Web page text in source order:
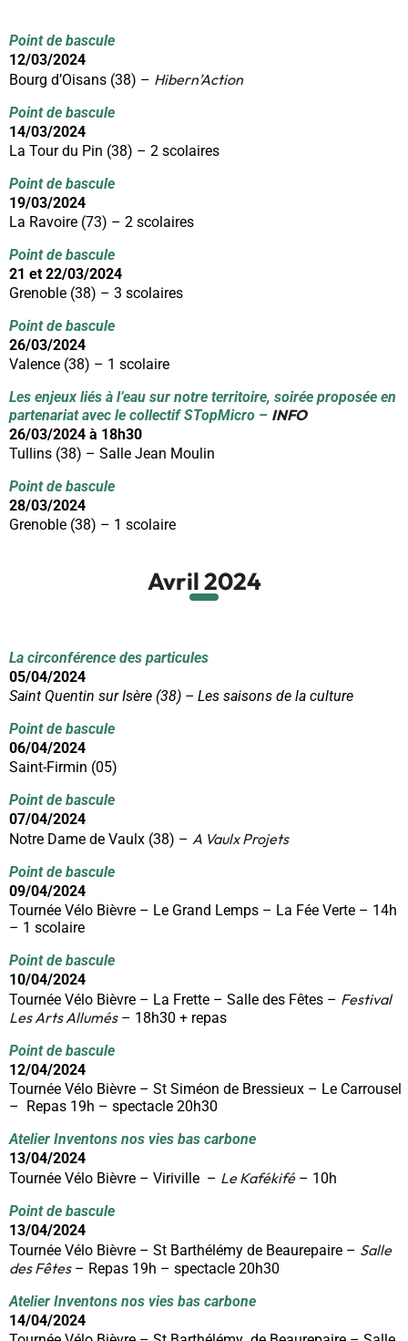
Point de bascule
12/03/2024
Bourg d’Oisans (38) – Hibern’Action
Point de bascule
14/03/2024
La Tour du Pin (38) – 2 scolaires
Point de bascule
19/03/2024
La Ravoire (73) – 2 scolaires
Point de bascule
21 et 22/03/2024
Grenoble (38) – 3 scolaires
Point de bascule
26/03/2024
Valence (38) – 1 scolaire
Les enjeux liés à l’eau sur notre territoire, soirée proposée en
partenariat avec le collectif STopMicro – INFO
26/03/2024 à 18h30
Tullins (38) – Salle Jean Moulin
Point de bascule
28/03/2024
Grenoble (38) – 1 scolaire
Avril 2024
La circonférence des particules
05/04/2024
Saint Quentin sur Isère (38) – Les saisons de la culture
Point de bascule
06/04/2024
Saint-Firmin (05)
Point de bascule
07/04/2024
Notre Dame de Vaulx (38) – A Vaulx Projets
Point de bascule
09/04/2024
Tournée Vélo Bièvre – Le Grand Lemps – La Fée Verte – 14h
– 1 scolaire
Point de bascule
10/04/2024
Tournée Vélo Bièvre – La Frette – Salle des Fêtes – Festival
Les Arts Allumés– 18h30 + repas
Point de bascule
12/04/2024
Tournée Vélo Bièvre – St Siméon de Bressieux – Le Carrousel
– Repas 19h – spectacle 20h30
Atelier Inventons nos vies bas carbone
13/04/2024
Tournée Vélo Bièvre – Viriville – Le Kafékifé– 10h
Point de bascule
13/04/2024
Tournée Vélo Bièvre – St Barthélémy de Beaurepaire – Salle
des Fêtes– Repas 19h – spectacle 20h30
Atelier Inventons nos vies bas carbone
14/04/2024